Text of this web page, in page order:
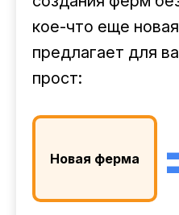
кое-что еще
предлагает для
прост:
Новая ферма